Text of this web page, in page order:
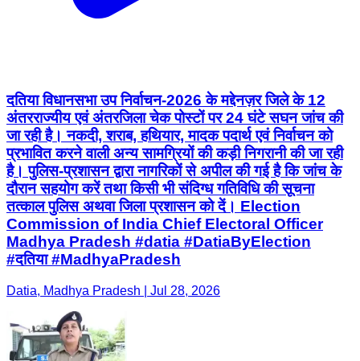
दतिया विधानसभा उप निर्वाचन-2026 के मद्देनज़र जिले के 12
अंतरराज्यीय एवं अंतरजिला चेक पोस्टों पर 24 घंटे सघन जांच की
जा रही है। नकदी, शराब, हथियार, मादक पदार्थ एवं निर्वाचन को
प्रभावित करने वाली अन्य सामग्रियों की कड़ी निगरानी की जा रही
है। पुलिस-प्रशासन द्वारा नागरिकों से अपील की गई है कि जांच के
दौरान सहयोग करें तथा किसी भी संदिग्ध गतिविधि की सूचना
तत्काल पुलिस अथवा जिला प्रशासन को दें। Election
Commission of India Chief Electoral Officer
Madhya Pradesh #datia #DatiaByElection
#दतिया #MadhyaPradesh
Datia, Madhya Pradesh | Jul 28, 2026